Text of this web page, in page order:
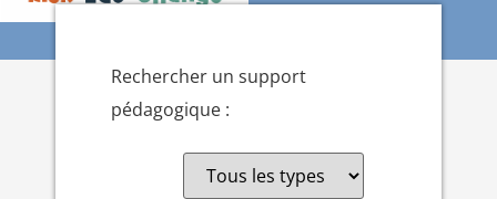
Rechercher un support
pédagogique :